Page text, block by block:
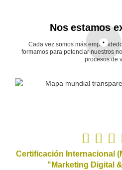
Nos estamos
Cada vez somos más
formamos para potenciar nuestros
procesos de
Certificación Internacional
"Marketing Digital